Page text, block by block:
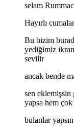
selam
Hayırlı
Bu bizim
yediğimiz
sevilir
ancak bende
sen eklemişsin
yapsa hem
bulanlar yapsın